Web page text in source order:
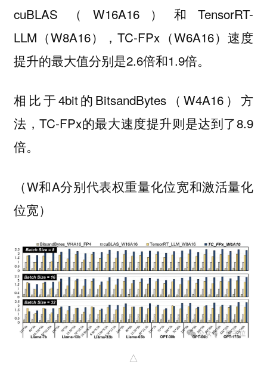
cuBLAS（W16A16）和TensorRT-
LLM（W8A16），TC-FPx（W6A16）速度
提升的最大值分别是2.6倍和1.9倍。
相比于4bit的BitsandBytes（W4A16）方
法，TC-FPx的最大速度提升则是达到了8.9
倍。
（W和A分别代表权重量化位宽和激活量化
位宽）
△